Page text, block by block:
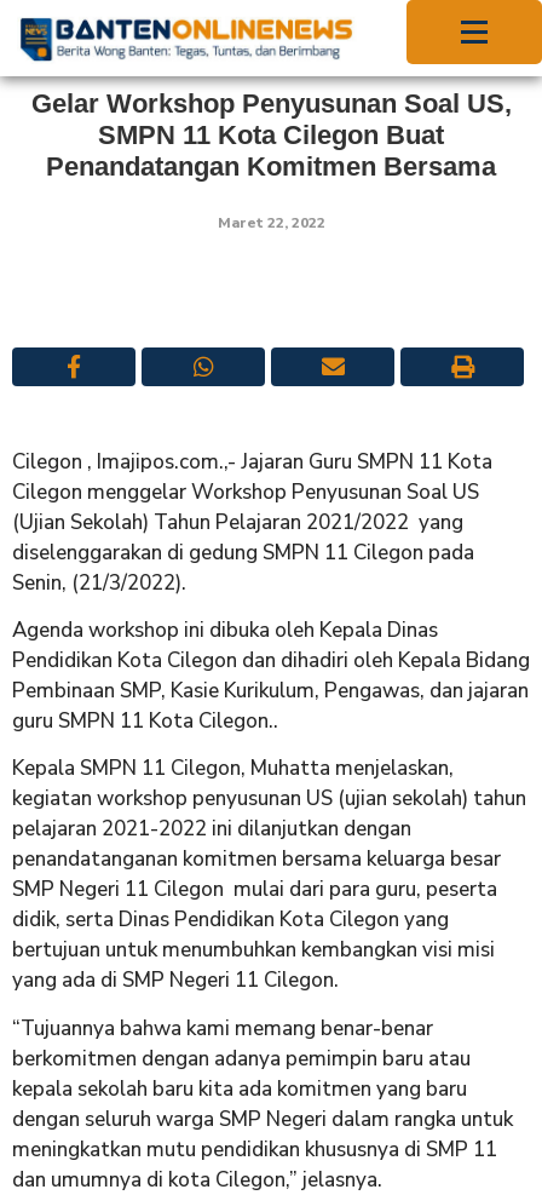
Gelar Workshop Penyusunan Soal US,
SMPN 11 Kota Cilegon Buat
Penandatangan Komitmen Bersama
Maret 22, 2022
Cilegon , Imajipos.com.,- Jajaran Guru SMPN 11 Kota
Cilegon menggelar Workshop Penyusunan Soal US
(Ujian Sekolah) Tahun Pelajaran 2021/2022 yang
diselenggarakan di gedung SMPN 11 Cilegon pada
Senin, (21/3/2022).
Agenda workshop ini dibuka oleh Kepala Dinas
Pendidikan Kota Cilegon dan dihadiri oleh Kepala Bidang
Pembinaan SMP, Kasie Kurikulum, Pengawas, dan jajaran
guru SMPN 11 Kota Cilegon..
Kepala SMPN 11 Cilegon, Muhatta menjelaskan,
kegiatan workshop penyusunan US (ujian sekolah) tahun
pelajaran 2021-2022 ini dilanjutkan dengan
penandatanganan komitmen bersama keluarga besar
SMP Negeri 11 Cilegon mulai dari para guru, peserta
didik, serta Dinas Pendidikan Kota Cilegon yang
bertujuan untuk menumbuhkan kembangkan visi misi
yang ada di SMP Negeri 11 Cilegon.
“Tujuannya bahwa kami memang benar-benar
berkomitmen dengan adanya pemimpin baru atau
kepala sekolah baru kita ada komitmen yang baru
dengan seluruh warga SMP Negeri dalam rangka untuk
meningkatkan mutu pendidikan khususnya di SMP 11
dan umumnya di kota Cilegon,” jelasnya.